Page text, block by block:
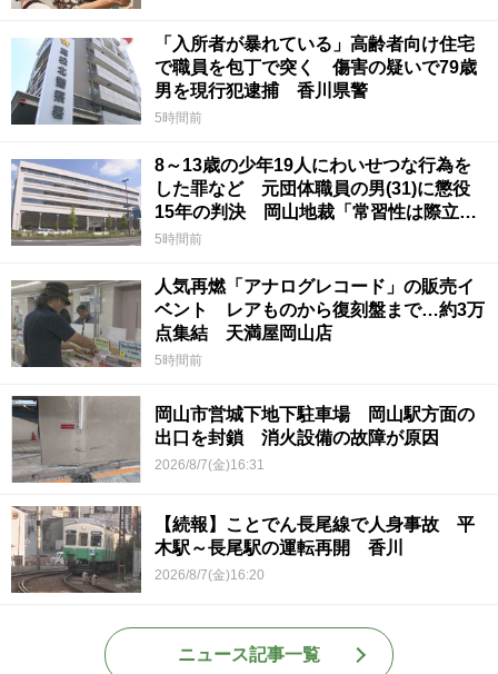
「入所者が暴れている」高齢者向け住宅
で職員を包丁で突く 傷害の疑いで79歳
男を現行犯逮捕 香川県警
5時間前
8～13歳の少年19人にわいせつな行為を
した罪など 元団体職員の男(31)に懲役
15年の判決 岡山地裁「常習性は際立っ
ていて被害結果も非常に重い」
5時間前
人気再燃「アナログレコード」の販売イ
ベント レアものから復刻盤まで…約3万
点集結 天満屋岡山店
5時間前
岡山市営城下地下駐車場 岡山駅方面の
出口を封鎖 消火設備の故障が原因
2026/8/7(金)16:31
【続報】ことでん長尾線で人身事故 平
木駅～長尾駅の運転再開 香川
2026/8/7(金)16:20
ニュース記事一覧